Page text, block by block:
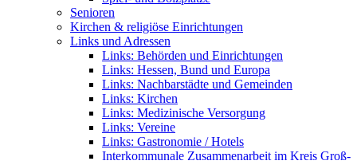
Senioren
Kirchen & religiöse Einrichtungen
Links und Adressen
Links: Behörden und Einrichtungen
Links: Hessen, Bund und Europa
Links: Nachbarstädte und Gemeinden
Links: Kirchen
Links: Medizinische Versorgung
Links: Vereine
Links: Gastronomie / Hotels
Interkommunale Zusammenarbeit im Kreis Groß-